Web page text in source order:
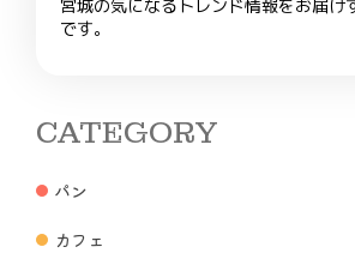
宮城の気になるトレンド情報をお届け
です。
CATEGORY
パン
カフェ